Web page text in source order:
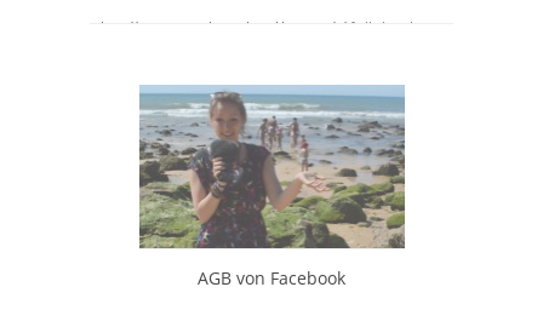
http://www.menschenrechtserklaerung.de/freiheitssphaere-
sich-in-fbi-telefonkonferenz-id6313822.html
http://diepresse.com/home/techscience/internet/1286491/FBI-
gehackt_Zwolf-Millionen-AppleIDs-gestohlen
AGB von Facebook